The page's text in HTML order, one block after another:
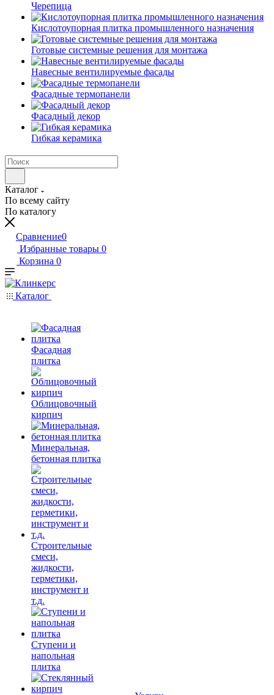
Черепица
Кислотоупорная плитка промышленного назначения
Готовые системные решения для монтажа
Навесные вентилируемые фасады
Фасадные термопанели
Фасадный декор
Гибкая керамика
Каталог
По всему сайту
По каталогу
Сравнение0
Избранные товары 0
Корзина 0
Каталог
Фасадная
плитка
Облицовочный
кирпич
Минеральная,
бетонная плитка
Строительные
смеси,
жидкости,
герметики,
инструмент и
т.д.
Ступени и
напольная
плитка